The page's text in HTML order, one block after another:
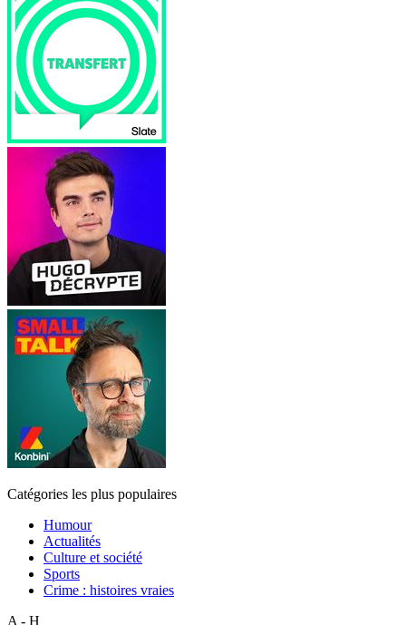
Catégories les plus populaires
Humour
Actualités
Culture et société
Sports
Crime : histoires vraies
A - H